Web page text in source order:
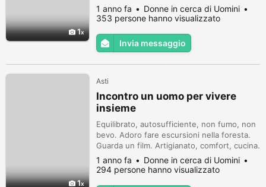
1
1 anno fa
Donne in cerca di Uomini
353 persone hanno visualizzato
Invia messaggio
1
Asti
Incontro un uomo per vivere
insieme
Equilibrato, autosufficiente, non fumo, non
bevo. Adoro fare escursioni nella foresta.
Guarda un film. Artigianato, comfort, cucina.
1 anno fa
Donne in cerca di Uomini
294 persone hanno visualizzato